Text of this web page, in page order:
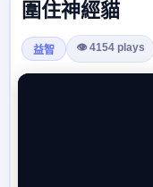
圍住神經貓
益智 👁 4154 plays